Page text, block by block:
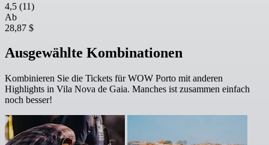
4,5 (11)
Ab
28,87 $
Ausgewählte Kombinationen
Kombinieren Sie die Tickets für WOW Porto mit anderen
Highlights in Vila Nova de Gaia. Manches ist zusammen einfach
noch besser!